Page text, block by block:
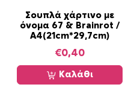
Σουπλά χάρτινο με
όνομα 67 & Brainrot /
Α4(21cm*29,7cm)
€0,40
Καλάθι